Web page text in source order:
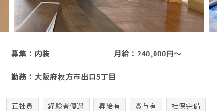
募集：内装 月給：240,000円～
勤務：大阪府枚方市出口5丁目
正社員 経験者優遇 昇給有 賞与有 社保完備